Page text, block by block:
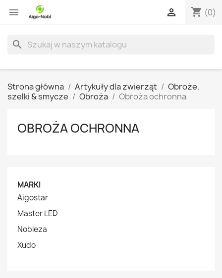
 shopping_cart (0)

search
Strona główna Artykuły dla zwierząt
Obroże,
szelki & smycze
Obroża Obroża ochronna
OBROŻA OCHRONNA
MARKI
Aigostar
Master LED
Nobleza
Xudo